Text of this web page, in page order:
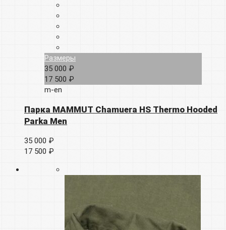
Размеры
35 000 ₽
17 500 ₽
m-en
Парка MAMMUT Chamuera HS Thermo Hooded
Parka Men
35 000 ₽
17 500 ₽